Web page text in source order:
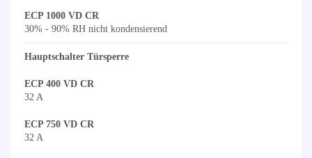
ECP 1000 VD CR
30% - 90% RH nicht kondensierend
Hauptschalter Türsperre
ECP 400 VD CR
32 A
ECP 750 VD CR
32 A